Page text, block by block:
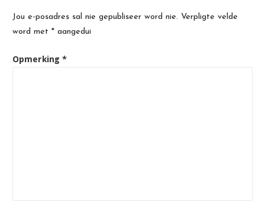
Jou e-posadres sal nie gepubliseer word nie. Verpligte velde
word met *aangedui
Opmerking *